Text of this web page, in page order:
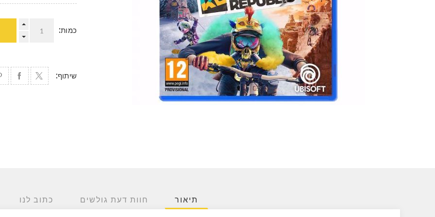
כמות:
שיתוף:
תיאור חוות דעת גולשים כתוב לנו